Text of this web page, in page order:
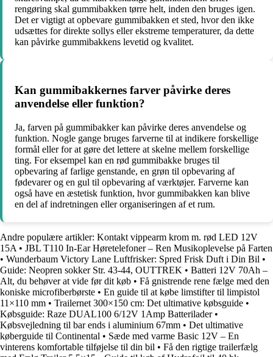
rengøring skal gummibakken tørre helt, inden den bruges igen.
Det er vigtigt at opbevare gummibakken et sted, hvor den ikke
udsættes for direkte sollys eller ekstreme temperaturer, da dette
kan påvirke gummibakkens levetid og kvalitet.
Kan gummibakkernes farver påvirke deres
anvendelse eller funktion?
Ja, farven på gummibakker kan påvirke deres anvendelse og
funktion. Nogle gange bruges farverne til at indikere forskellige
formål eller for at gøre det lettere at skelne mellem forskellige
ting. For eksempel kan en rød gummibakke bruges til
opbevaring af farlige genstande, en grøn til opbevaring af
fødevarer og en gul til opbevaring af værktøjer. Farverne kan
også have en æstetisk funktion, hvor gummibakken kan blive
en del af indretningen eller organiseringen af et rum.
Andre populære artikler: Kontakt vippearm krom m. rød LED 12V
15A • JBL T110 In-Ear Høretelefoner – Ren Musikoplevelse på Farten
• Wunderbaum Victory Lane Luftfrisker: Spred Frisk Duft i Din Bil •
Guide: Neopren sokker Str. 43-44, OUTTREK • Batteri 12V 70Ah –
Alt, du behøver at vide før dit køb • Få gnistrende rene fælge med den
koniske microfiberbørste • En guide til at købe limstifter til limpistol
11×110 mm • Trailernet 300×150 cm: Det ultimative købsguide •
Købsguide: Raze DUAL100 6/12V 1Amp Batterilader•
Købsvejledning til bar ends i aluminium 67mm • Det ultimative
køberguide til Continental • Sæde med varme Basic 12V – En
vinterens komfortable tilføjelse til din bil • Få den rigtige trailerfælg